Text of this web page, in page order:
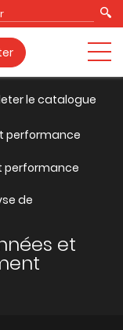
le catalogue
performance
performance
de
et